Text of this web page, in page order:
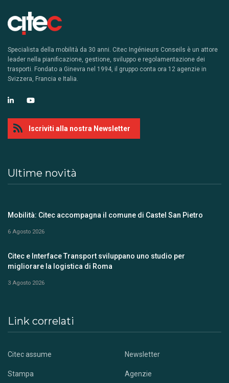
Specialista della mobilità da 30 anni. Citec Ingénieurs Conseils è un attore
leader nella pianificazione, gestione, sviluppo e regolamentazione dei
trasporti. Fondato a Ginevra nel 1994, il gruppo conta ora 12 agenzie in
Svizzera, Francia e Italia.
Iscriviti alla nostra Newsletter
Ultime novità
Mobilità: Citec accompagna il comune di Castel San Pietro
6 Agosto 2026
Citec e Interface Transport sviluppano uno studio per
migliorare la logistica di Roma
3 Agosto 2026
Link correlati
Citec assume Newsletter
Stampa Agenzie